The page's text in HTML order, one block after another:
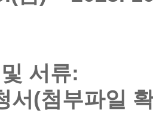
서류:
서(첨부파일